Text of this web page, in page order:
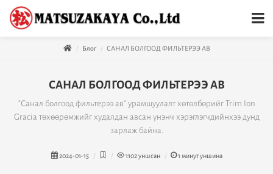
Блог САНАЛ БОЛГООД ФИЛЬТЕРЭЭ АВ
САНАЛ БОЛГООД ФИЛЬТЕРЭЭ АВ
"Санал болгоод фильтерээ ав" урамшуулалт хөтөлбөрийг Trim Ion
Gracia төхөөрөмжийг худалдан авсан үнэнч хэрэглэгчдийнхээ дунд
зарлаж байна.
2024-01-15 1102уншсан 1 минут уншина